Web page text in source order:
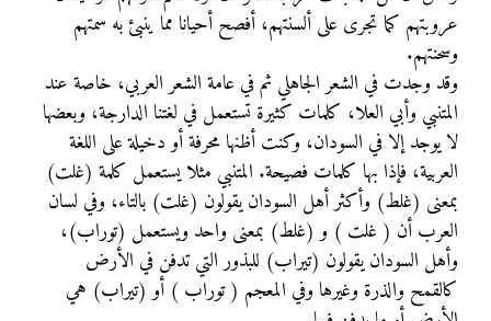
عروبتهم كما تجرى على ألسنتهم، أفصح أحيانا مما ينبئ به سمتهم
وسحنتهم.
وقد وجدت في الشعر الجاهلي ثم في عامة الشعر العربي، خاصة عند
المتنبي وأبي العلا، كلمات كثيرة تستعمل في لغتنا الدارجة، وبعضها
لا يوجد إلا في السودان، وكنت أظنها محرفة أو دخيلة على اللغة
العربية، فإذا بها كلمات فصيحة. المتنبي مثلا يستعمل كلمة (غلت)
بمعنى (غلط) وأكثر أهل السودان يقولون (غلت) بالتاء، وفي لسان
العرب أن ( غلت ) و (غلط) بمعنى واحد ويستعمل (توراب)،
وأهل السودان يقولون (تيراب) للبذور التي تدفن في الأرض
كالقمح والذرة وغيرها وفي المعجم ( توراب ) أو (تيراب) هي